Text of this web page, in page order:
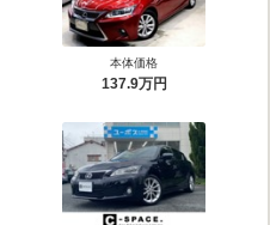
本体価格
137.9万円